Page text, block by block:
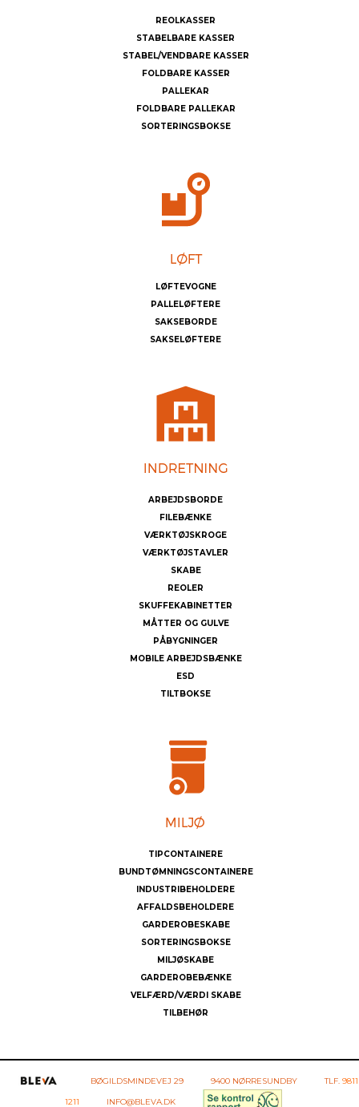
REOLKASSER
STABELBARE KASSER
STABEL/VENDBARE KASSER
FOLDBARE KASSER
PALLEKAR
FOLDBARE PALLEKAR
SORTERINGSBOKSE
LØFTEVOGNE
PALLELØFTERE
SAKSEBORDE
SAKSELØFTERE
ARBEJDSBORDE
FILEBÆNKE
VÆRKTØJSKROGE
VÆRKTØJSTAVLER
SKABE
REOLER
SKUFFEKABINETTER
MÅTTER OG GULVE
PÅBYGNINGER
MOBILE ARBEJDSBÆNKE
ESD
TILTBOKSE
TIPCONTAINERE
BUNDTØMNINGSCONTAINERE
INDUSTRIBEHOLDERE
AFFALDSBEHOLDERE
GARDEROBESKABE
SORTERINGSBOKSE
MILJØSKABE
GARDEROBEBÆNKE
VELFÆRD/VÆRDI SKABE
TILBEHØR
BØGILDSMINDEVEJ 29 9400 NØRRESUNDBY TLF. 9811
1211 INFO@BLEVA.DK